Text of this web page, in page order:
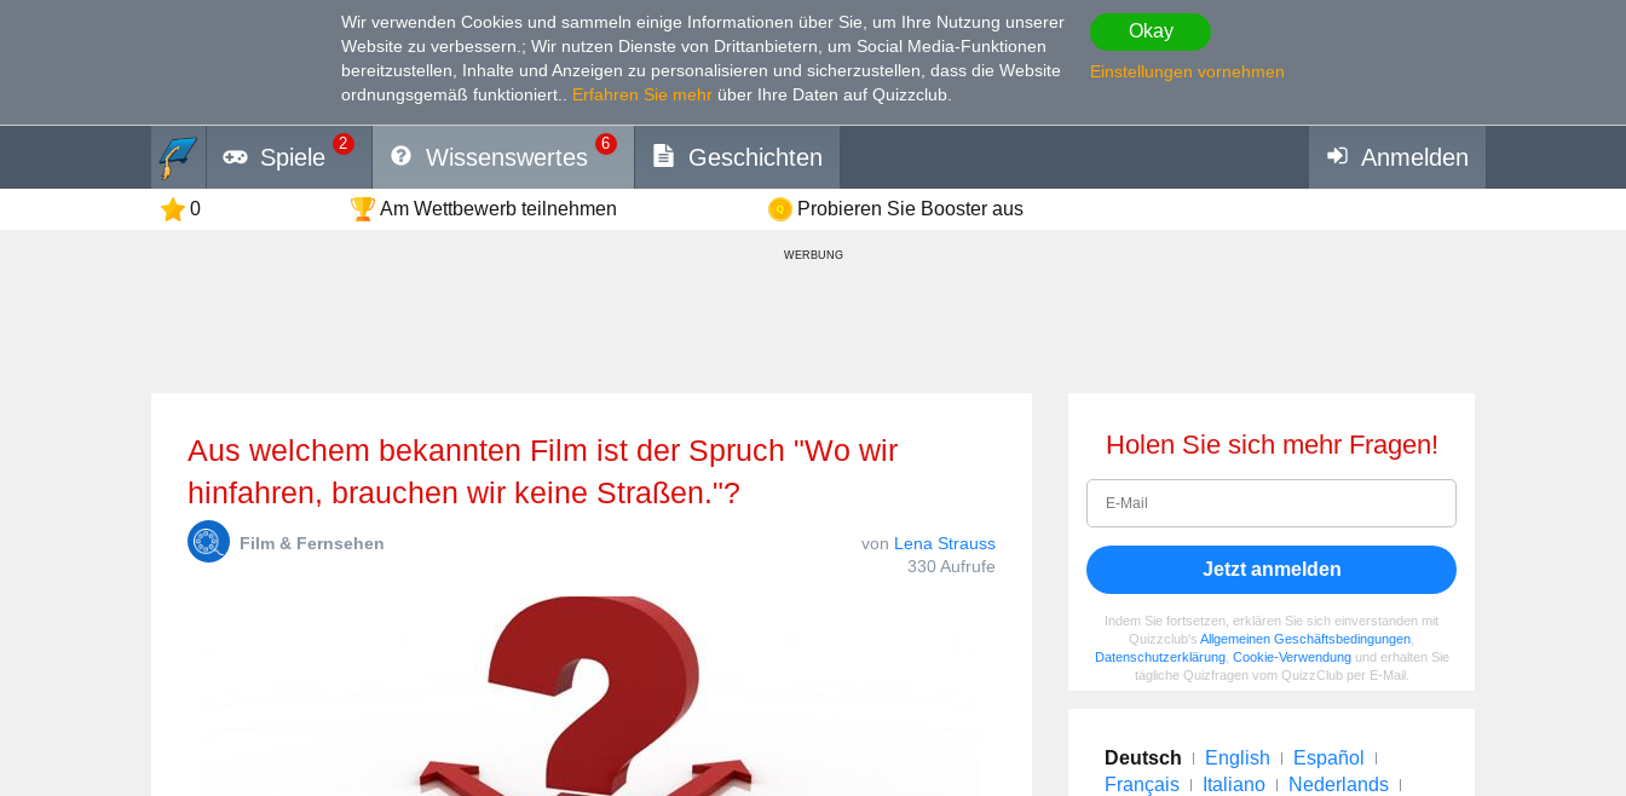
Wir verwenden Cookies und sammeln einige Informationen über Sie, um Ihre Nutzung unserer
Website zu verbessern. ; Wir nutzen Dienste von Drittanbietern, um Social Media-Funktionen
bereitzustellen, Inhalte und Anzeigen zu personalisieren und sicherzustellen, dass die Website
ordnungsgemäß funktioniert.
Erfahren Sie mehr über Ihre Daten auf Quizzclub.
Okay
Einstellungen vornehmen
Spiele
2
Wissenswertes
6
Geschichten Anmelden
0 Am Wettbewerb teilnehmen Probieren Sie Booster aus
WERBUNG
Aus welchem bekannten Film ist der Spruch "Wo wir
hinfahren, brauchen wir keine Straßen."?
Film & Fernsehen von Lena Strauss
330 Aufrufe
Holen Sie sich mehr Fragen!
Jetzt anmelden
Indem Sie fortsetzen, erklären Sie sich einverstanden mit
Quizzclub's Allgemeinen Geschäftsbedingungen
Datenschutzerklärung, Cookie-Verwendungund erhalten Sie
tägliche Quizfragen vom QuizzClub per E-Mail.
Deutsch English
Español
Français
Italiano
Nederlands